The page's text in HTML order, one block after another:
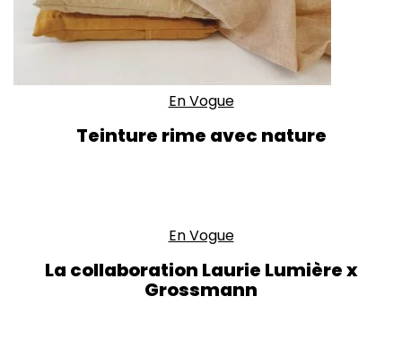
En Vogue
Teinture rime avec nature
En Vogue
La collaboration Laurie Lumière x
Grossmann